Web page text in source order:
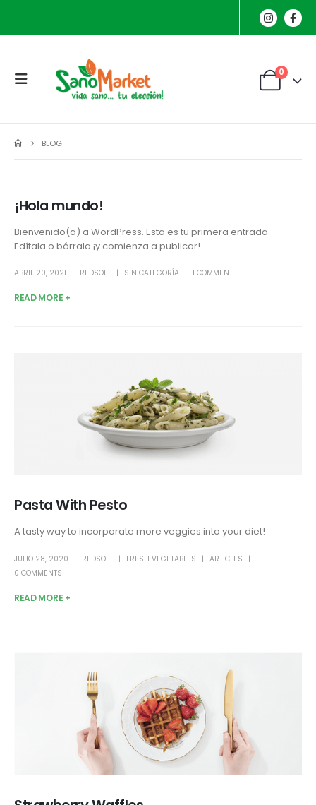
0
BLOG
¡Hola mundo!
Bienvenido(a) a WordPress. Esta es tu primera entrada.
Edítala o bórrala ¡y comienza a publicar!
ABRIL 20, 2021 REDSOFT SIN CATEGORÍA 1 COMMENT
READ MORE +
Pasta With Pesto
A tasty way to incorporate more veggies into your diet!
JULIO 28, 2020 REDSOFT FRESH VEGETABLES
ARTICLES
0 COMMENTS
READ MORE +